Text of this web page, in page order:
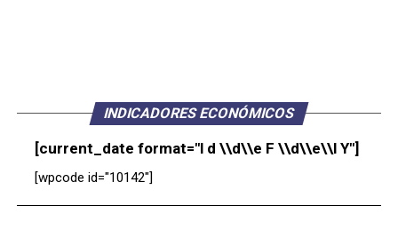
INDICADORES ECONÓMICOS
[current_date format="l d \\d\\e F \\d\\e\\l Y"]
[wpcode id="10142"]